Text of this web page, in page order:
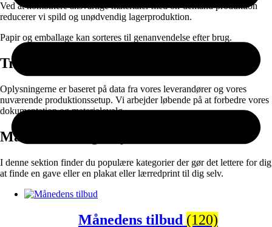
Ved at kombinere ansvarlige materialer med on-demand produktion
reducerer vi spild og unødvendig lagerproduktion.
Papir og emballage kan sorteres til genanvendelse efter brug.
Transparens
Oplysningerne er baseret på data fra vores leverandører og vores
nuværende produktionssetup. Vi arbejder løbende på at forbedre vores
dokumentation og materialevalg.
Måske vil du også synes om:
I denne sektion finder du populære kategorier der gør det lettere for dig
at finde en gave eller en plakat eller lærredprint til dig selv.
Månedens tilbud (120)